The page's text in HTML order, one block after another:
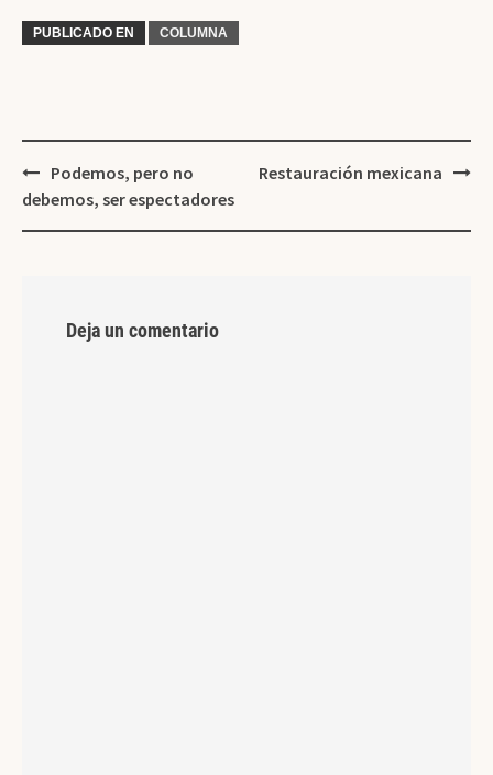
PUBLICADO EN COLUMNA
Podemos, pero no
debemos, ser espectadores
Restauración mexicana
Deja un comentario